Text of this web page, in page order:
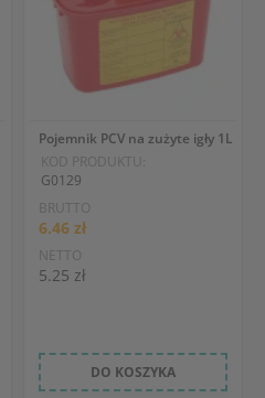
Pojemnik PCV na zużyte igły 1L
KOD PRODUKTU:
G0129
BRUTTO
6.46 zł
NETTO
5.25 zł
DO KOSZYKA